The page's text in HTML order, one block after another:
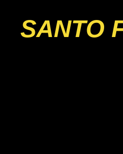
SANTO